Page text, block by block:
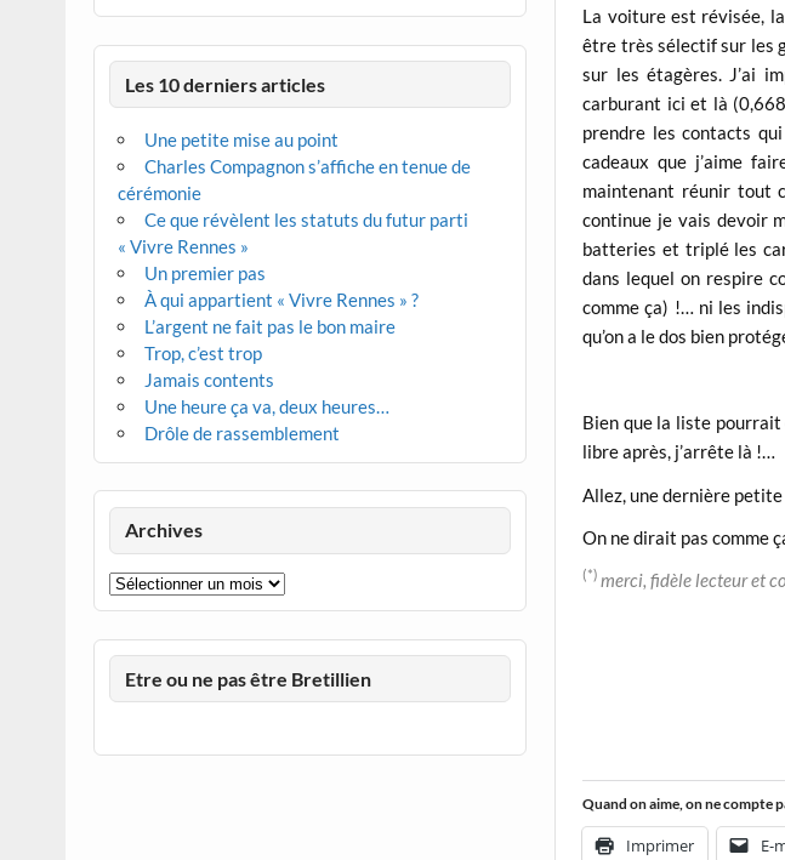
La voiture est révisée,
être très sélectif sur les
sur les étagères. J’ai
carburant ici et là (0,668
prendre les contacts
cadeaux que j’aime
maintenant réunir tout
continue je vais devoir
batteries et triplé les
dans lequel on respire
comme ça) !… ni les
qu’on a le dos bien
Bien que la liste
libre après, j’arrête là !…
Allez, une dernière
On ne dirait pas comme
(*) merci, fidèle lecteur et
Quand on aime, on ne compte
Imprimer E-
Les 10 derniers articles
Une petite mise au point
Charles Compagnon s’affiche en tenue de
cérémonie
Ce que révèlent les statuts du futur parti
« Vivre Rennes »
Un premier pas
À qui appartient « Vivre Rennes » ?
L’argent ne fait pas le bon maire
Trop, c’est trop
Jamais contents
Une heure ça va, deux heures…
Drôle de rassemblement
Archives
Archives
Etre ou ne pas être Bretillien